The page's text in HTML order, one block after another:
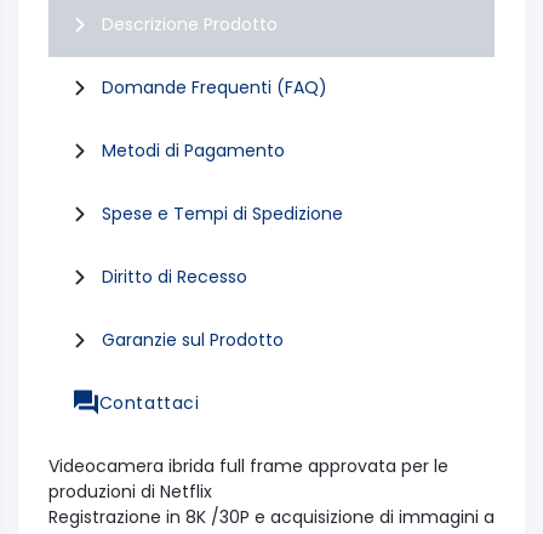
Descrizione Prodotto
Domande Frequenti (FAQ)
Metodi di Pagamento
Spese e Tempi di Spedizione
Diritto di Recesso
Garanzie sul Prodotto
Contattaci
Videocamera ibrida full frame approvata per le
produzioni di Netflix
Registrazione in 8K /30P e acquisizione di immagini a